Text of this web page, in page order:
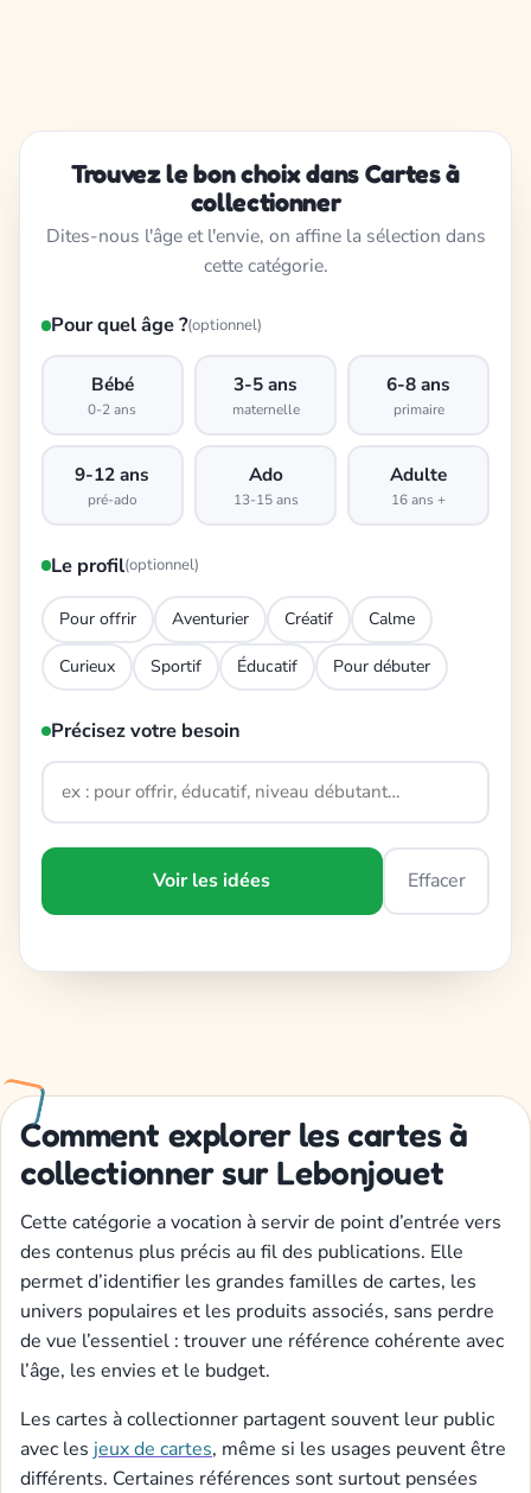
Trouvez le bon choix dans Cartes à
collectionner
Dites-nous l'âge et l'envie, on affine la sélection dans
cette catégorie.
Pour quel âge ?(optionnel)
Bébé
0-2 ans
3-5 ans
maternelle
6-8 ans
primaire
9-12 ans
pré-ado
Ado
13-15 ans
Adulte
16 ans +
Le profil(optionnel)
Pour offrir Aventurier Créatif Calme
Curieux Sportif Éducatif Pour débuter
Précisez votre besoin
Voir les idées Effacer
Comment explorer les cartes à
collectionner sur Lebonjouet
Cette catégorie a vocation à servir de point d’entrée vers
des contenus plus précis au fil des publications. Elle
permet d’identifier les grandes familles de cartes, les
univers populaires et les produits associés, sans perdre
de vue l’essentiel : trouver une référence cohérente avec
l’âge, les envies et le budget.
Les cartes à collectionner partagent souvent leur public
avec les jeux de cartes, même si les usages peuvent être
différents. Certaines références sont surtout pensées